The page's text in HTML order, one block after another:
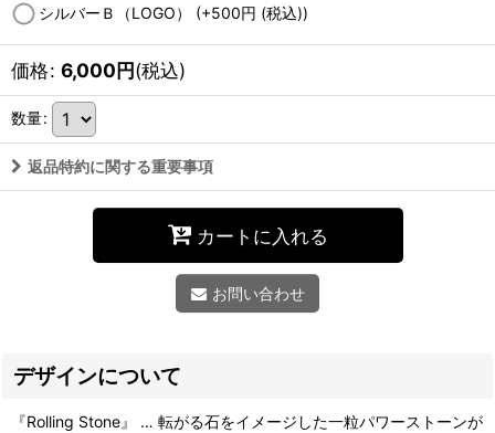
シルバーＢ（LOGO） (+500円 (税込))
価格: 6,000円(税込)
数量:
返品特約に関する重要事項
カートに入れる
お問い合わせ
デザインについて
『Rolling Stone』 … 転がる石をイメージした一粒パワーストーンが